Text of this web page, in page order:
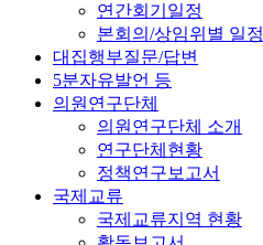
연간회기일정
본회의/상임위별 일정
대집행부질문/답변
5분자유발언 등
의원연구단체
의원연구단체 소개
연구단체현황
정책연구보고서
국제교류
국제교류지역 현황